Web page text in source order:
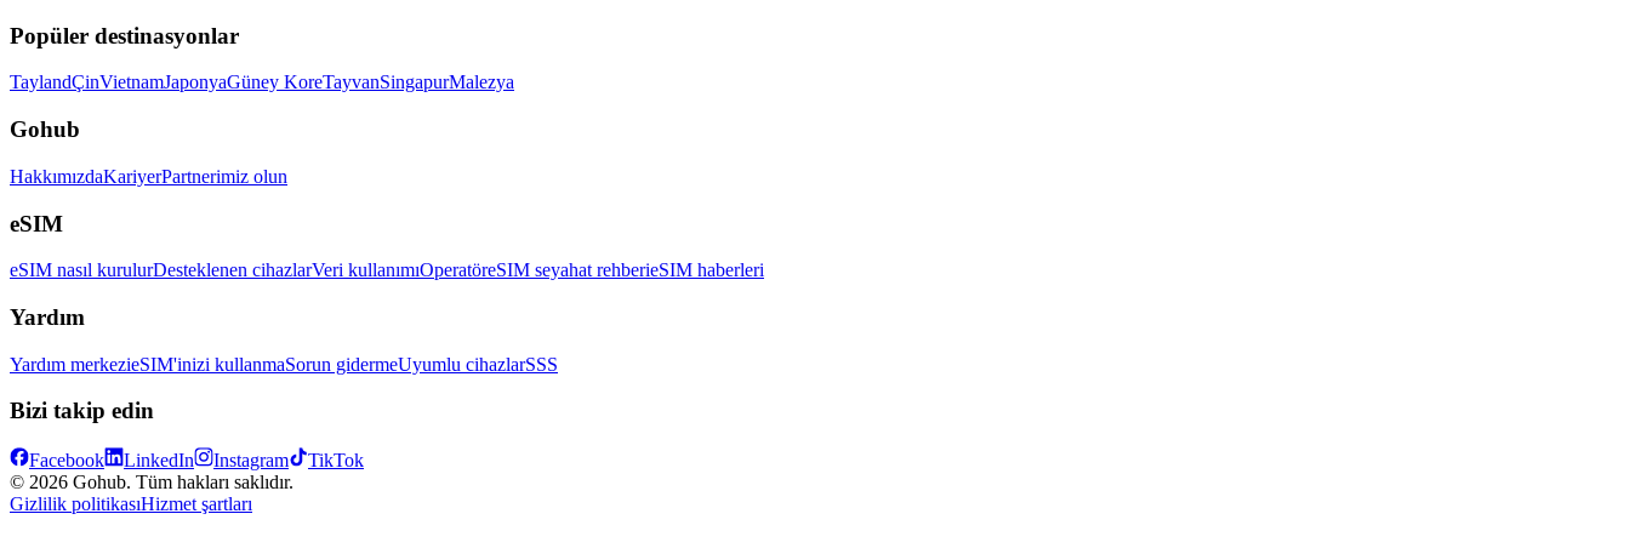
Popüler destinasyonlar
TaylandÇinVietnamJaponyaGüney KoreTayvanSingapurMalezya
Gohub
HakkımızdaKariyerPartnerimiz olun
eSIM
eSIM nasıl kurulurDesteklenen cihazlarVeri kullanımıOperatöreSIM seyahat rehberieSIM haberleri
Yardım
Yardım merkezieSIM'inizi kullanmaSorun gidermeUyumlu cihazlarSSS
Bizi takip edin
Facebook LinkedIn Instagram
TikTok
© 2026 Gohub. Tüm hakları saklıdır.
Gizlilik politikasıHizmet şartları